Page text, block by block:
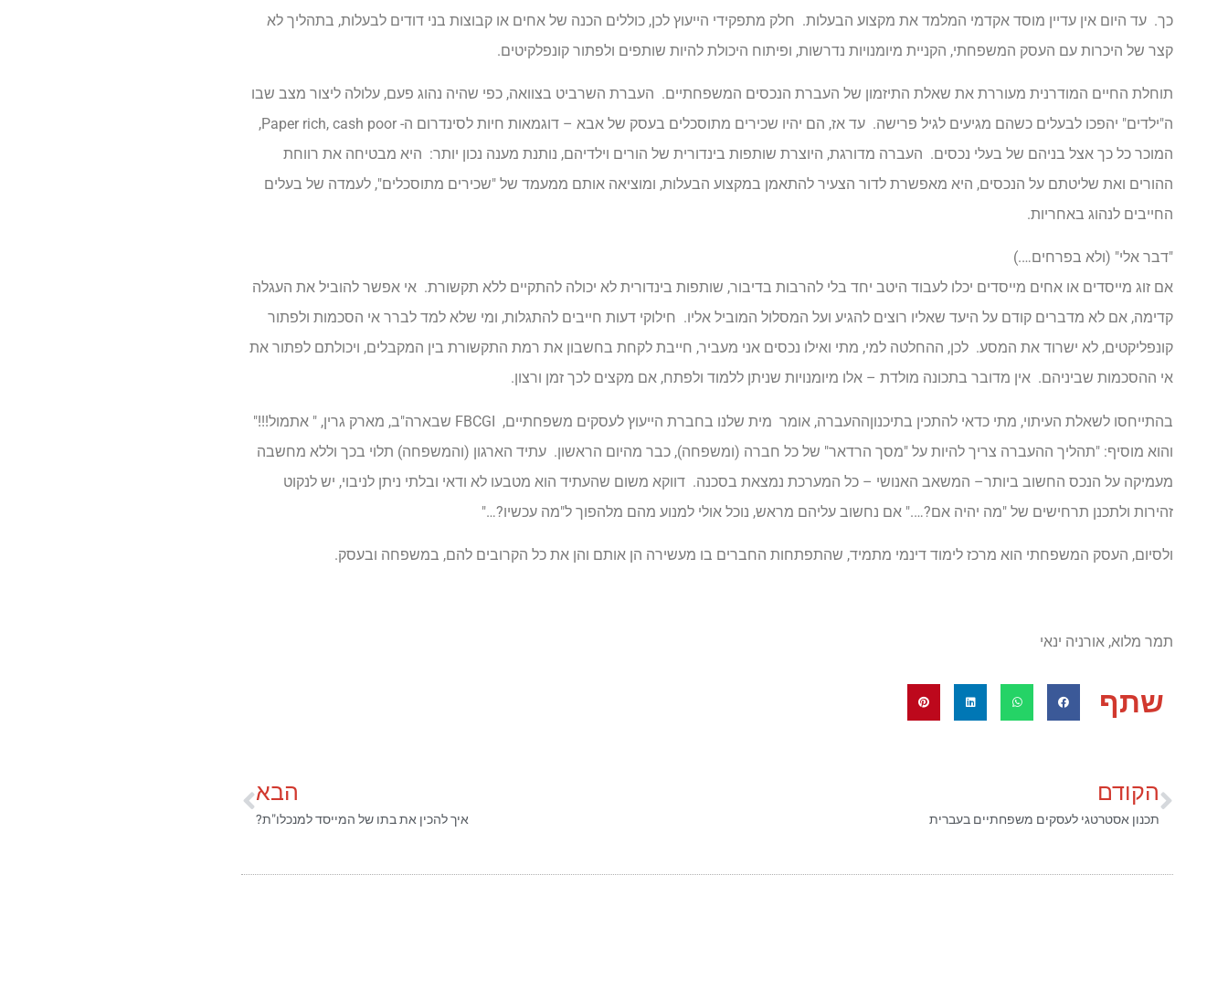
כך. עד היום אין עדיין מוסד אקדמי המלמד את מקצוע הבעלות. חלק מתפקידי הייעוץ לכן, כוללים הכנה של אחים או קבוצות בני דודים לבעלות, בתהליך לא
קצר של היכרות עם העסק המשפחתי, הקניית מיומנויות נדרשות, ופיתוח היכולת להיות שותפים ולפתור קונפלקיטים.
תוחלת החיים המודרנית מעוררת את שאלת התיזמון של העברת הנכסים המשפחתיים. העברת השרביט בצוואה, כפי שהיה נהוג פעם, עלולה ליצור מצב שבו
ה"ילדים" יהפכו לבעלים כשהם מגיעים לגיל פרישה. עד אז, הם יהיו שכירים מתוסכלים בעסק של אבא – דוגמאות חיות לסינדרום ה- Paper rich, cash poor,
המוכר כל כך אצל בניהם של בעלי נכסים. העברה מדורגת, היוצרת שותפות בינדורית של הורים וילדיהם, נותנת מענה נכון יותר: היא מבטיחה את רווחת
ההורים ואת שליטתם על הנכסים, היא מאפשרת לדור הצעיר להתאמן במקצוע הבעלות, ומוציאה אותם ממעמד של "שכירים מתוסכלים", לעמדה של בעלים
החייבים לנהוג באחריות.
"דבר אלי" (ולא בפרחים….)
אם זוג מייסדים או אחים מייסדים יכלו לעבוד היטב יחד בלי להרבות בדיבור, שותפות בינדורית לא יכולה להתקיים ללא תקשורת. אי אפשר להוביל את העגלה
קדימה, אם לא מדברים קודם על היעד שאליו רוצים להגיע ועל המסלול המוביל אליו. חילוקי דעות חייבים להתגלות, ומי שלא למד לברר אי הסכמות ולפתור
קונפליקטים, לא ישרוד את המסע. לכן, ההחלטה למי, מתי ואילו נכסים אני מעביר, חייבת לקחת בחשבון את רמת התקשורת בין המקבלים, ויכולתם לפתור את
אי ההסכמות שביניהם. אין מדובר בתכונה מולדת – אלו מיומנויות שניתן ללמוד ולפתח, אם מקצים לכך זמן ורצון.
בהתייחסו לשאלת העיתוי, מתי כדאי להתכין בתיכנוןההעברה, אומר מית שלנו בחברת הייעוץ לעסקים משפחתיים, FBCGI שבארה"ב, מארק גרין, " אתמול!!!"
והוא מוסיף: "תהליך ההעברה צריך להיות על "מסך הרדאר" של כל חברה (ומשפחה), כבר מהיום הראשון. עתיד הארגון (והמשפחה) תלוי בכך וללא מחשבה
מעמיקה על הנכס החשוב ביותר– המשאב האנושי – כל המערכת נמצאת בסכנה. דווקא משום שהעתיד הוא מטבעו לא ודאי ובלתי ניתן לניבוי, יש לנקוט
זהירות ולתכנן תרחישים של "מה יהיה אם?…." אם נחשוב עליהם מראש, נוכל אולי למנוע מהם מלהפוך ל"מה עכשיו?…"
ולסיום, העסק המשפחתי הוא מרכז לימוד דינמי מתמיד, שהתפתחות החברים בו מעשירה הן אותם והן את כל הקרובים להם, במשפחה ובעסק.
תמר מלוא, אורניה ינאי
שתף
הקודם
תכנון אסטרטגי לעסקים משפחתיים בעברית
הבא
איך להכין את בתו של המייסד למנכלו"ת?